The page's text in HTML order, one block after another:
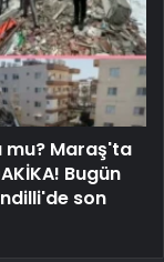
Maraş'ta
Bugün
son